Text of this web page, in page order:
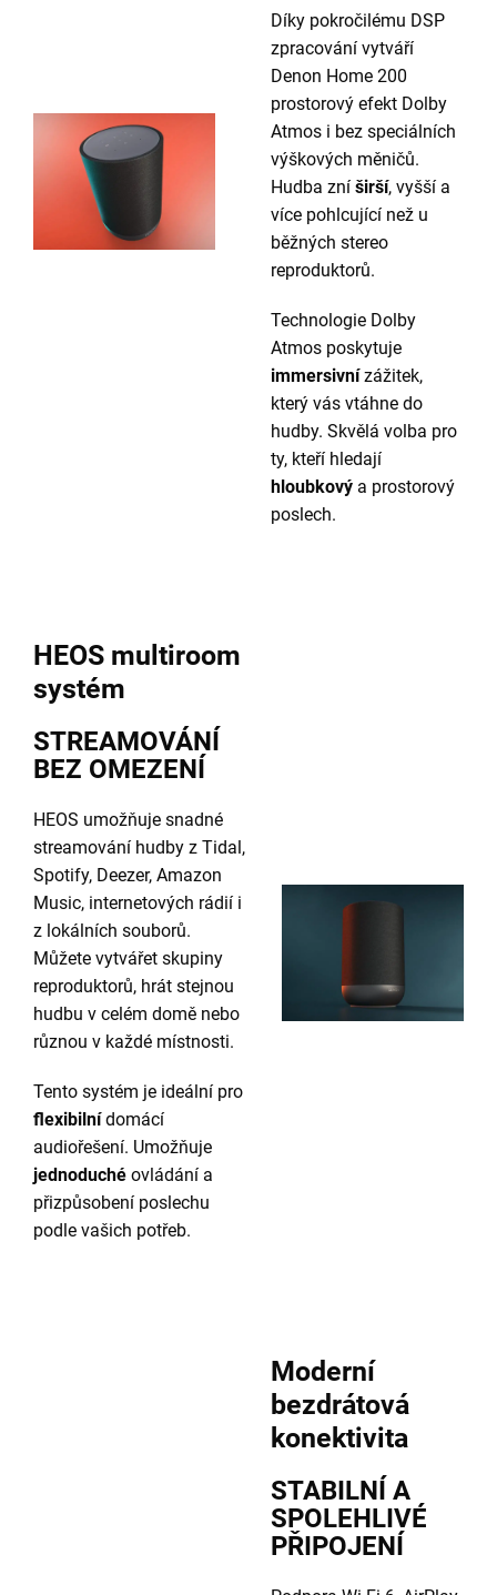
Díky pokročilému DSP
zpracování vytváří
Denon Home 200
prostorový efekt Dolby
Atmos i bez speciálních
výškových měničů.
Hudba zní širší, vyšší a
více pohlcující než u
běžných stereo
reproduktorů.
Technologie Dolby
Atmos poskytuje
immersivnízážitek,
který vás vtáhne do
hudby. Skvělá volba pro
ty, kteří hledají
hloubkový a prostorový
poslech.
HEOS multiroom
systém
STREAMOVÁNÍ
BEZ OMEZENÍ
HEOS umožňuje snadné
streamování hudby z Tidal,
Spotify, Deezer, Amazon
Music, internetových rádií i
z lokálních souborů.
Můžete vytvářet skupiny
reproduktorů, hrát stejnou
hudbu v celém domě nebo
různou v každé místnosti.
Tento systém je ideální pro
flexibilnídomácí
audiořešení. Umožňuje
jednoduché ovládání a
přizpůsobení poslechu
podle vašich potřeb.
Moderní
bezdrátová
konektivita
STABILNÍ A
SPOLEHLIVÉ
PŘIPOJENÍ